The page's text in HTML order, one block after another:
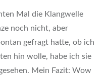
Mal die Klangwelle
noch nicht, aber
gefragt hatte, ob ich
hin wolle, habe ich sie
Mein Fazit: Wow